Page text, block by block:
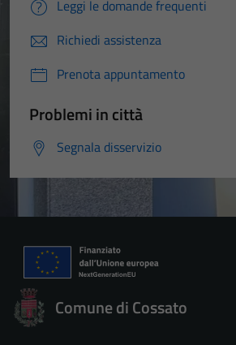
Leggi le domande frequenti
Richiedi assistenza
Prenota appuntamento
Problemi in città
Segnala disservizio
Comune di Cossato